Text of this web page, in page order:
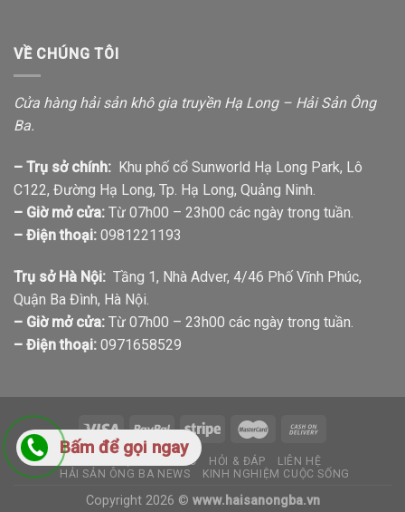
VỀ CHÚNG TÔI
Cửa hàng hải sản khô gia truyền Hạ Long – Hải Sản Ông
Ba.
– Trụ sở chính: Khu phố cổ Sunworld Hạ Long Park, Lô
C122, Đường Hạ Long, Tp. Hạ Long, Quảng Ninh.
– Giờ mở cửa: Từ 07h00 – 23h00 các ngày trong tuần.
– Điện thoại: 0981221193
Trụ sở Hà Nội: Tầng 1, Nhà Adver, 4/46 Phố Vĩnh Phúc,
Quận Ba Đình, Hà Nội.
– Giờ mở cửa: Từ 07h00 – 23h00 các ngày trong tuần.
– Điện thoại: 0971658529
GIỚI THIỆU TIN TỨC HỎI & ĐÁP
LIÊN HỆ
HẢI SẢN ÔNG BA NEWS
KINH NGHIỆM CUỘC SỐNG
Copyright 2026 © www.haisanongba.vn
Bấm để gọi ngay